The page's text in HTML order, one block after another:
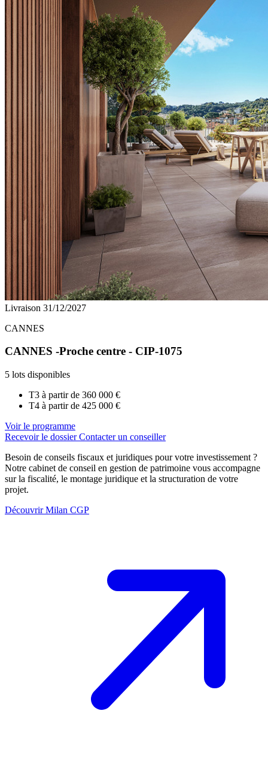
Livraison 31/12/2027
CANNES
CANNES -Proche centre - CIP-1075
5 lots disponibles
T3 à partir de 360 000 €
T4 à partir de 425 000 €
Voir le programme
Recevoir le dossierContacter un conseiller
Besoin de conseils fiscaux et juridiques pour votre investissement ?
Notre cabinet de conseil en gestion de patrimoine vous accompagne
sur la fiscalité, le montage juridique et la structuration de votre
projet.
Découvrir Milan CGP